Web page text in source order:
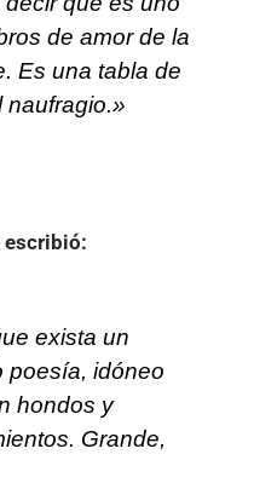
de amor de la
Es una tabla de
naufragio.»
escribió:
exista un
poesía, idóneo
hondos y
Grande,